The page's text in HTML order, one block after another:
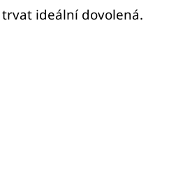
ideální dovolená.